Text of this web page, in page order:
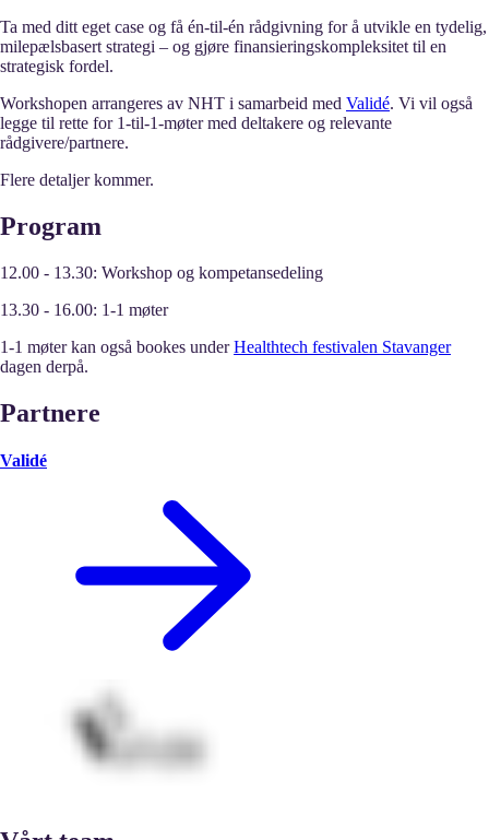
Ta med ditt eget case og få én-til-én rådgivning for å utvikle en tydelig,
milepælsbasert strategi – og gjøre finansieringskompleksitet til en
strategisk fordel.
Workshopen arrangeres av NHT i samarbeid med Validé. Vi vil også
legge til rette for 1-til-1-møter med deltakere og relevante
rådgivere/partnere.
Flere detaljer kommer.
Program
12.00 - 13.30: Workshop og kompetansedeling
13.30 - 16.00: 1-1 møter
1-1 møter kan også bookes underHealthtech festivalen Stavanger
dagen derpå.
Partnere
Validé